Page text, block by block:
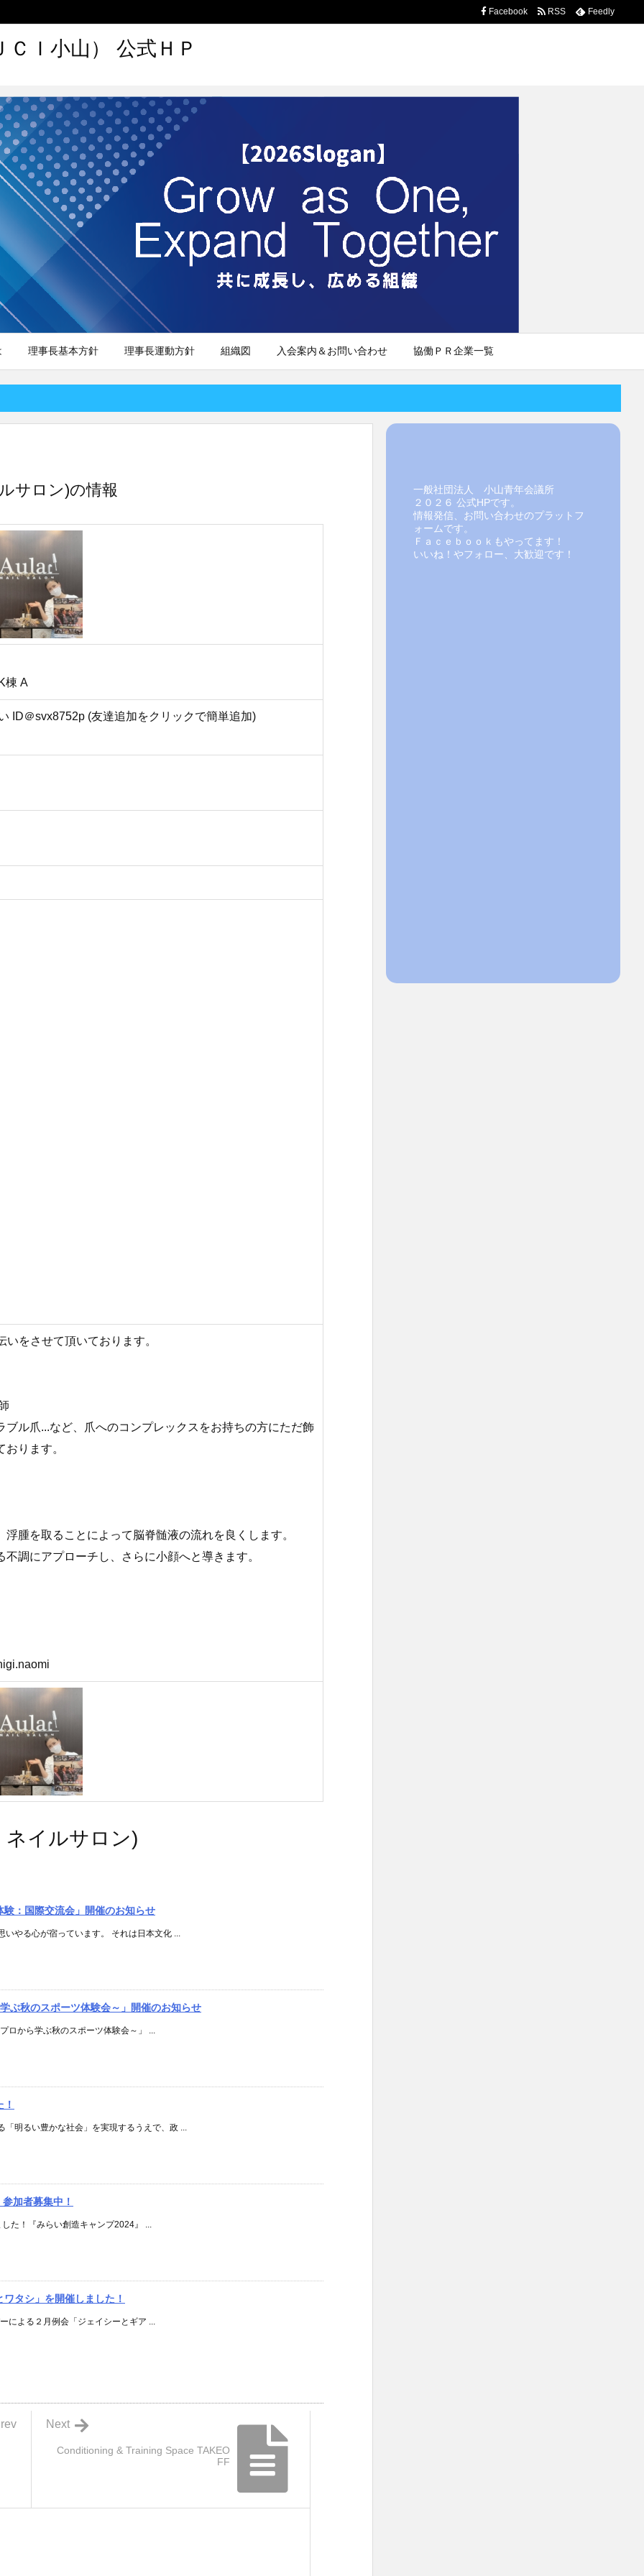
Ｉ小山） 公式ＨＰ
理事長基本方針 理事長運動方針 組織図 入会案内＆お問い合わせ 協働ＰＲ企業一覧
Facebook RSS Feedly
サロン)の情報
棟 A
ID＠svx8752p (友達追加をクリックで簡単追加)
をさせて頂いております。
ル爪...など、爪へのコンプレックスをお持ちの方にただ飾
ります。
腫を取ることによって脳脊髄液の流れを良くします。
調にアプローチし、さらに小顔へと導きます。
イルサロン)
：国際交流会」開催のお知らせ
やる心が宿っています。 それは日本文化 ...
ぶ秋のスポーツ体験会～」開催のお知らせ
ロから学ぶ秋のスポーツ体験会～」 ...
明るい豊かな社会」を実現するうえで、政 ...
加者募集中！
た！『みらい創造キャンプ2024』 ...
タシ」を開催しました！
による２月例会「ジェイシーとギア ...
Conditioning & Training Space TAKEO
FF
Next
一般社団法人 小山青年会議所
２０２６ 公式HPです。
情報発信、お問い合わせのプラットフ
ォームです。
Ｆａｃｅｂｏｏｋもやってます！
いいね！やフォロー、大歓迎です！